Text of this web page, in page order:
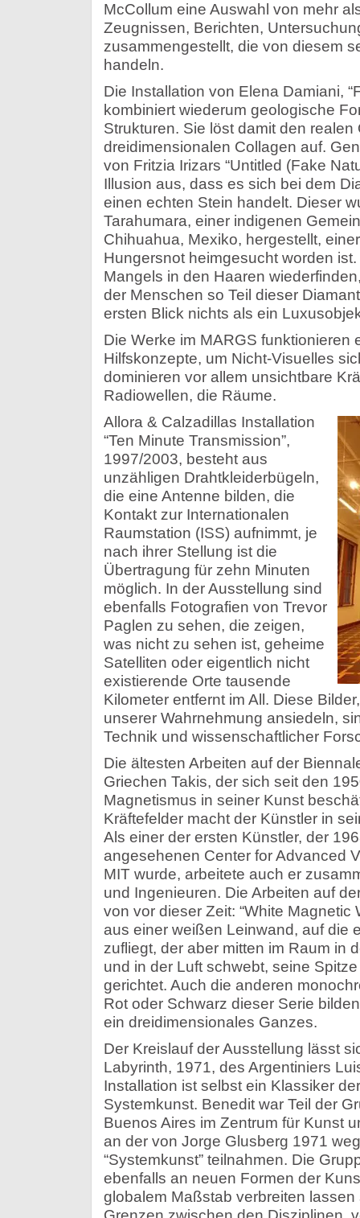
McCollum eine Auswahl von mehr
Zeugnissen, Berichten,
zusammengestellt, die von diesem
handeln.
Die Installation von Elena Damiani,
kombiniert wiederum geologische
Strukturen. Sie löst damit den
dreidimensionalen Collagen auf.
von Fritzia Irizars “Untitled (Fake
Illusion aus, dass es sich bei dem
einen echten Stein handelt. Dieser
Tarahumara, einer indigenen
Chihuahua, Mexiko, hergestellt,
Hungersnot heimgesucht worden
Mangels in den Haaren
der Menschen so Teil dieser
ersten Blick nichts als ein
Die Werke im MARGS funktionieren
Hilfskonzepte, um Nicht-Visuelles
dominieren vor allem unsichtbare
Radiowellen, die Räume.
Allora & Calzadillas Installation
“Ten Minute Transmission”,
1997/2003, besteht aus
unzähligen Drahtkleiderbügeln,
die eine Antenne bilden, die
Kontakt zur Internationalen
Raumstation (ISS) aufnimmt, je
nach ihrer Stellung ist die
Übertragung für zehn Minuten
möglich. In der Ausstellung sind
ebenfalls Fotografien von Trevor
Paglen zu sehen, die zeigen,
was nicht zu sehen ist, geheime
Satelliten oder eigentlich nicht
existierende Orte tausende
Kilometer entfernt im All. Diese
unserer Wahrnehmung ansiedeln,
Technik und wissenschaftlicher
Die ältesten Arbeiten auf der
Griechen Takis, der sich seit den
Magnetismus in seiner Kunst
Kräftefelder macht der Künstler in
Als einer der ersten Künstler, der
angesehenen Center for Advanced
MIT wurde, arbeitete auch er
und Ingenieuren. Die Arbeiten auf
von vor dieser Zeit: “White Magnetic
aus einer weißen Leinwand, auf die
zufliegt, der aber mitten im Raum in
und in der Luft schwebt, seine
gerichtet. Auch die anderen
Rot oder Schwarz dieser Serie
ein dreidimensionales Ganzes.
Der Kreislauf der Ausstellung lässt
Labyrinth, 1971, des Argentiniers
Installation ist selbst ein Klassiker
Systemkunst. Benedit war Teil der
Buenos Aires im Zentrum für Kunst
an der von Jorge Glusberg 1971
“Systemkunst” teilnahmen. Die
ebenfalls an neuen Formen der
globalem Maßstab verbreiten